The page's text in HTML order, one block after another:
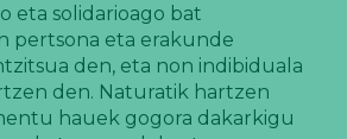
eta solidarioago bat
pertsona eta erakunde
den, eta non indibiduala
den. Naturatik hartzen
hauek gogora dakarkigu